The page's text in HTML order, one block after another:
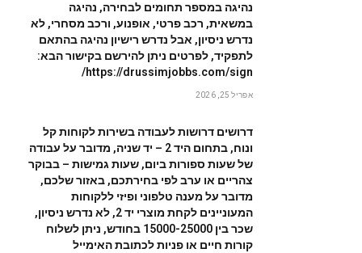
נהיגה במספר תחומים לבחירה, נהיגה
במשאית, רכב פרטי, אופנוע, ורכב מסחרי, לא
נדרש ניסיון, אבל נדרש רישיון נהיגה בהתאם
לתפקיד, לפרטים ניתן להירשם בקישור הבא:
https://drussimjobbs.com/sign/
אפריל 25, 2026
דרושים דרושות לעבודה בשירות לקוחות קל
ונוח, בתחום היד 2 – יד שניה, מדובר על עבודה
של שעות ספורות ביום, שעות גמישות – בבוקר
צהריים או ערב לפי בחירתכם, באזור שלכם,
מדובר על מענה טלפוני ופיזי ללקוחות
המעוניינים לקחת מוצרי יד 2, לא נדרש ניסיון,
שכר בין 15000-25000 בחודש, ניתן לשלוח
קורות חיים או פניות לכתובת האימייל